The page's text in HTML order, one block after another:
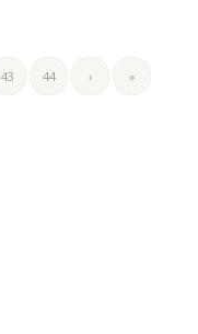
43 44 › »